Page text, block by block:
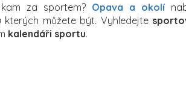
za sportem? Opava a okolí
kterých můžete být. Vyhledejte
kalendáři sportu.